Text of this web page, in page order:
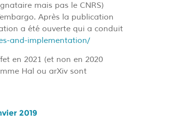
mais pas le CNRS)
Après la publication
a été ouverte qui a conduit
and-implementation/
en 2021 (et non en 2020
Hal ou arXiv sont
2019